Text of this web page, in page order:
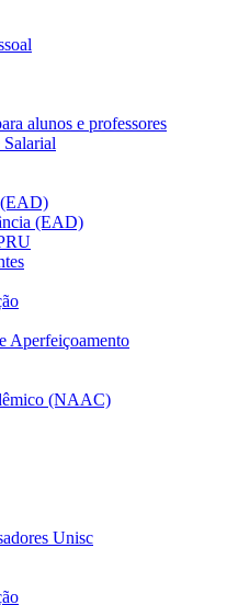
alunos e professores
(EAD)
(EAD)
Aperfeiçoamento
(NAAC)
Unisc